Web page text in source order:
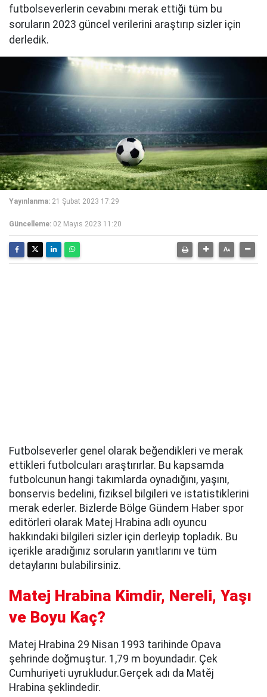
futbolseverlerin cevabını merak ettiği tüm bu
soruların 2023 güncel verilerini araştırıp sizler için
derledik.
Yayınlanma: 21 Şubat 2023 17:29
Güncelleme: 02 Mayıs 2023 11:20
Futbolseverler genel olarak beğendikleri ve merak
ettikleri futbolcuları araştırırlar. Bu kapsamda
futbolcunun hangi takımlarda oynadığını, yaşını,
bonservis bedelini, fiziksel bilgileri ve istatistiklerini
merak ederler. Bizlerde Bölge Gündem Haber spor
editörleri olarak Matej Hrabina adlı oyuncu
hakkındaki bilgileri sizler için derleyip topladık. Bu
içerikle aradığınız soruların yanıtlarını ve tüm
detaylarını bulabilirsiniz.
Matej Hrabina Kimdir, Nereli, Yaşı
ve Boyu Kaç?
Matej Hrabina 29 Nisan 1993 tarihinde Opava
şehrinde doğmuştur. 1,79 m boyundadır. Çek
Cumhuriyeti uyrukludur.Gerçek adı da Matěj
Hrabina şeklindedir.